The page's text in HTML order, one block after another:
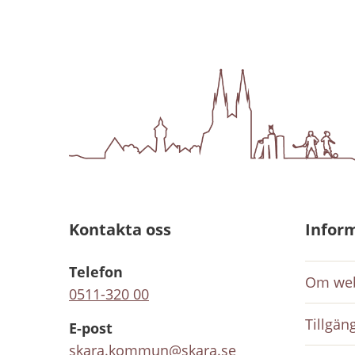
Kontakta oss
Telefon
0511-320 00
E-post
skara.kommun@skara.se
Om